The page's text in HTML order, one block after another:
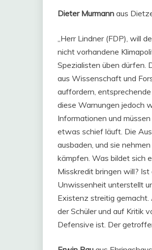
Dieter Murmann aus
„Herr Lindner (FDP), will
nicht vorhandene
Spezialisten üben dürfen.
aus Wissenschaft und
auffordern,
diese Warnungen jedoch
Informationen und
etwas schief läuft. Die
ausbaden, und sie
kämpfen. Was bildet sich
Misskredit bringen will?
Unwissenheit unterstellt
Existenz streitig gemacht.
der Schüler und auf Kritik
Defensive ist. Der